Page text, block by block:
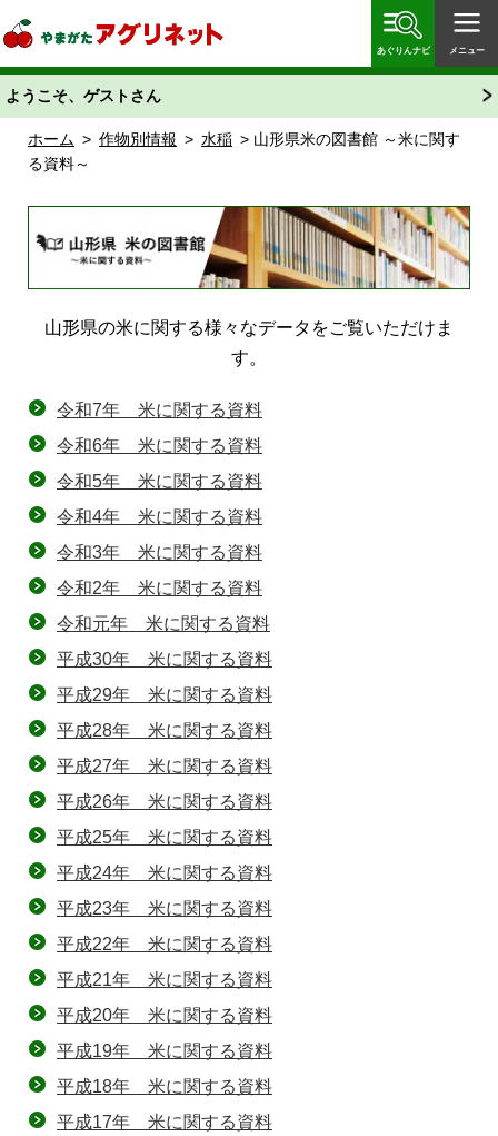
「あぐりん」
あぐりんナビ メニュー
ようこそ、ゲストさん
ホーム > 作物別情報 > 水稲 > 山形県米の図書館 ～米に関す
る資料～
山形県の米に関する様々なデータをご覧いただけま
す。
令和7年 米に関する資料
令和6年 米に関する資料
令和5年 米に関する資料
令和4年 米に関する資料
令和3年 米に関する資料
令和2年 米に関する資料
令和元年 米に関する資料
平成30年 米に関する資料
平成29年 米に関する資料
平成28年 米に関する資料
平成27年 米に関する資料
平成26年 米に関する資料
平成25年 米に関する資料
平成24年 米に関する資料
平成23年 米に関する資料
平成22年 米に関する資料
平成21年 米に関する資料
平成20年 米に関する資料
平成19年 米に関する資料
平成18年 米に関する資料
平成17年 米に関する資料